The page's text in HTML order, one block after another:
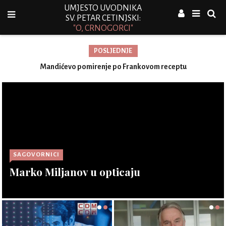
UMJESTO UVODNIKA
SV. PETAR CETINJSKI:
"O, CRNOGORCI"
POSLJEDNJE
Mandićevo pomirenje po Frankovom receptu
SAGOVORNICI
Marko Miljanov u opticaju